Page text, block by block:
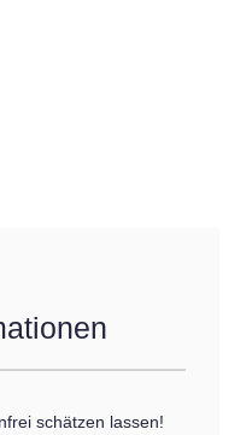
schätzen lassen!